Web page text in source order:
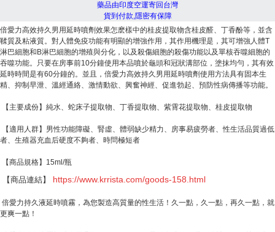
藥品由印度空運寄回台灣
貨到付款,隱密有保障
倍愛力高效持久男用延時噴劑效果怎麽樣中的桂皮提取物含桂皮醛、丁香酚等，並含
鞣質及粘液質。對人體免疫功能有明顯的增強作用，其作用機理是，其可增強人體T
淋巴細胞和B淋巴細胞的增殖與分化，以及殺傷細胞的殺傷功能以及單核吞噬細胞的
吞噬功能。只要在房事前10分鐘使用本品噴於龜頭和冠狀溝部位，塗抹均勻，其有效
延時時間是有60分鐘的。並且，倍愛力高效持久男用延時噴劑使用方法具有固本生
精、抑制早泄、溫經通絡、激情動欲、興奮神經、促進勃起、預防性病傳播等功能。
【主要成份】純水、蛇床子提取物、丁香提取物、紫霄花提取物、桂皮提取物
【適用人群】男性功能障礙、腎虛、體弱缺少精力、房事易疲勞者、性生活品質過低
者、生殖器充血后硬度不夠者、時問極短者
【商品規格】15ml/瓶
【商品連結】 https://www.krrista.com/goods-158.html
倍愛力持久液延時噴霧，為您製造高質量的性生活！久一點，久一點，再久一點，就
更爽一點！